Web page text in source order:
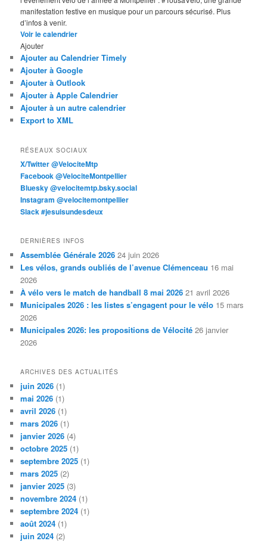
manifestation festive en musique pour un parcours sécurisé. Plus
d’infos à venir.
Voir le calendrier
Ajouter
Ajouter au Calendrier Timely
Ajouter à Google
Ajouter à Outlook
Ajouter à Apple Calendrier
Ajouter à un autre calendrier
Export to XML
RÉSEAUX SOCIAUX
X/Twitter @VelociteMtp
Facebook @VelociteMontpellier
Bluesky @velocitemtp.bsky.social
Instagram @velocitemontpellier
Slack #jesuisundesdeux
DERNIÈRES INFOS
Assemblée Générale 2026 24 juin 2026
Les vélos, grands oubliés de l’avenue Clémenceau 16 mai
2026
À vélo vers le match de handball 8 mai 2026 21 avril 2026
Municipales 2026 : les listes s’engagent pour le vélo 15 mars
2026
Municipales 2026: les propositions de Vélocité 26 janvier
2026
ARCHIVES DES ACTUALITÉS
juin 2026 (1)
mai 2026 (1)
avril 2026 (1)
mars 2026 (1)
janvier 2026 (4)
octobre 2025 (1)
septembre 2025 (1)
mars 2025 (2)
janvier 2025 (3)
novembre 2024 (1)
septembre 2024 (1)
août 2024 (1)
juin 2024 (2)